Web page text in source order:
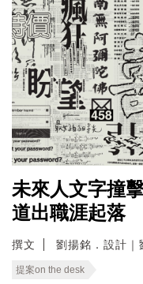
未來人文字撞
道出職涯起落
撰文 劉揚銘．設計｜
提案on the desk